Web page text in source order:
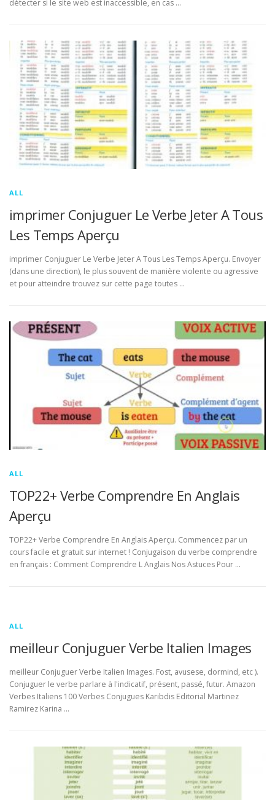
détecter si le site web est inaccessible, en cas …
ALL
imprimer Conjuguer Le Verbe Jeter A Tous
Les Temps Aperçu
imprimer Conjuguer Le Verbe Jeter A Tous Les Temps Aperçu. Envoyer
(dans une direction), le plus souvent de manière violente ou agressive
et pour atteindre trouvez sur cette page toutes …
ALL
TOP22+ Verbe Comprendre En Anglais
Aperçu
TOP22+ Verbe Comprendre En Anglais Aperçu. Commencez par un
cours facile et gratuit sur internet ! Conjugaison du verbe comprendre
en français : Comment Comprendre L Anglais Nos Astuces Pour …
ALL
meilleur Conjuguer Verbe Italien Images
meilleur Conjuguer Verbe Italien Images. Fost, avusese, dormind, etc ).
Conjuguer le verbe parlare à l'indicatif, présent, passé, futur. Amazon
Verbes Italiens 100 Verbes Conjugues Karibdis Editorial Martinez
Ramirez Karina …